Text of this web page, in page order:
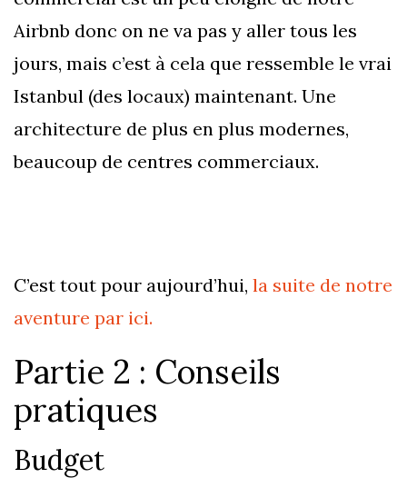
Airbnb donc on ne va pas y aller tous les
jours, mais c’est à cela que ressemble le vrai
Istanbul (des locaux) maintenant. Une
architecture de plus en plus modernes,
beaucoup de centres commerciaux.
C’est tout pour aujourd’hui, la suite de notre
aventure par ici.
Partie 2 : Conseils
pratiques
Budget